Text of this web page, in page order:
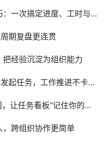
次搞定进度、工时与进展
期复盘更连贯
经验沉淀为组织能力
任务，工作推进不卡壳！
任务看板“记住你的习惯”
跨组织协作更简单